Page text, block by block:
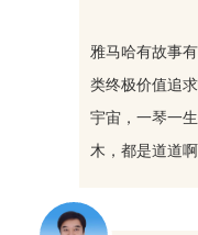
雅马哈有故事
类终极价值追
宇宙，一琴一
木，都是道道啊